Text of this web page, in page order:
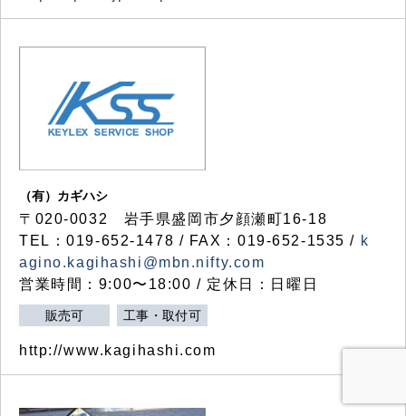
（有）カギハシ
〒020-0032 岩手県盛岡市夕顔瀬町16-18
TEL：019-652-1478 / FAX：019-652-1535 / k
agino.kagihashi@mbn.nifty.com
営業時間：9:00〜18:00 / 定休日：日曜日
販売可 工事・取付可
http://www.kagihashi.com